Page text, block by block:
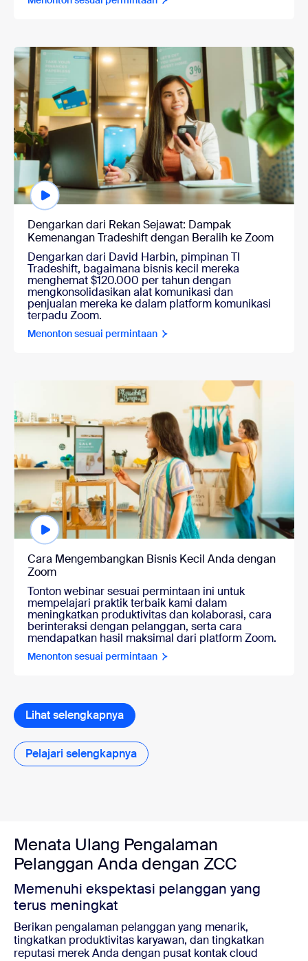
Menonton sesuai permintaan
Dengarkan dari Rekan Sejawat: Dampak
Kemenangan Tradeshift dengan Beralih ke Zoom
Dengarkan dari David Harbin, pimpinan TI
Tradeshift, bagaimana bisnis kecil mereka
menghemat $120.000 per tahun dengan
mengkonsolidasikan alat komunikasi dan
penjualan mereka ke dalam platform komunikasi
terpadu Zoom.
Menonton sesuai permintaan
Menonton sesuai permintaan
Cara Mengembangkan Bisnis Kecil Anda dengan
Zoom
Tonton webinar sesuai permintaan ini untuk
mempelajari praktik terbaik kami dalam
meningkatkan produktivitas dan kolaborasi, cara
berinteraksi dengan pelanggan, serta cara
mendapatkan hasil maksimal dari platform Zoom.
Menonton sesuai permintaan
Lihat selengkapnya
Pelajari selengkapnya Pelajari selengkapnya
Menata Ulang Pengalaman
Pelanggan Anda dengan ZCC
Memenuhi ekspektasi pelanggan yang
terus meningkat
Berikan pengalaman pelanggan yang menarik,
tingkatkan produktivitas karyawan, dan tingkatkan
reputasi merek Anda dengan pusat kontak cloud